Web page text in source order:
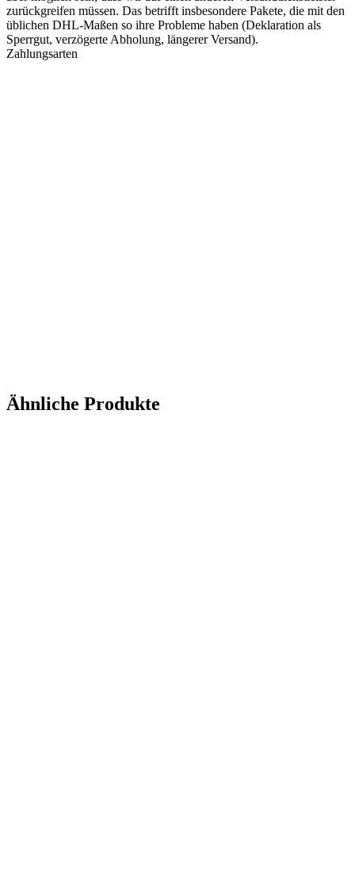
zurückgreifen müssen. Das betrifft insbesondere Pakete, die mit den
üblichen DHL-Maßen so ihre Probleme haben (Deklaration als
Sperrgut, verzögerte Abholung, längerer Versand).
Zahlungsarten
Ähnliche Produkte